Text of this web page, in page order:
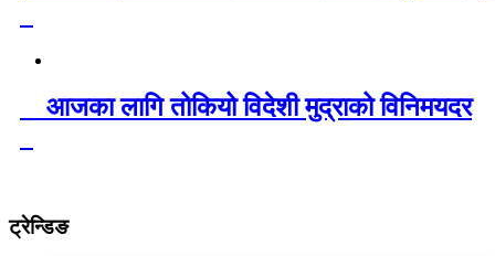
आजका लागि तोकियो विदेशी मुद्राको विनिमयदर
ट्रेन्डिङ